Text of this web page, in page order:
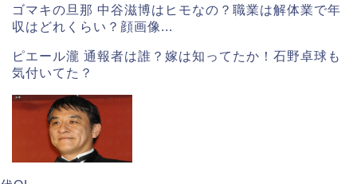
ゴマキの旦那 中谷滋博はヒモなの？職業は解体業で年
収はどれくらい？顔画像...
ピエール瀧 通報者は誰？嫁は知ってたか！石野卓球も
気付いてた？